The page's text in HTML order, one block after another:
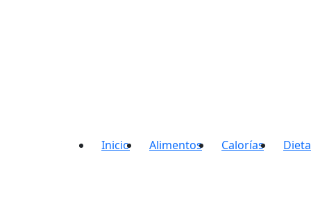
Adelgaza con en
Inicio Alimentos Calorías